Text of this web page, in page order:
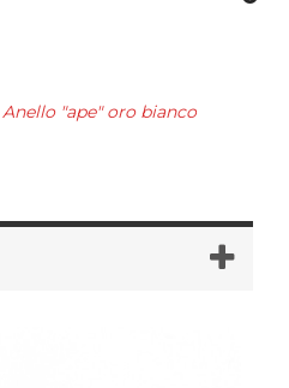
Anello "ape" oro bianco